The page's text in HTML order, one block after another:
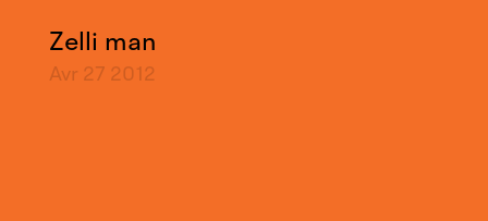
Zelli man
Avr 27 2012